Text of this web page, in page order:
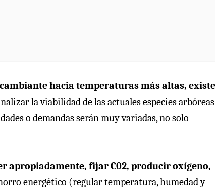
hacia temperaturas más altas, existe
la viabilidad de las actuales especies arbóreas
o demandas serán muy variadas, no solo
apropiadamente, fijar C02, producir oxígeno,
energético (regular temperatura, humedad y